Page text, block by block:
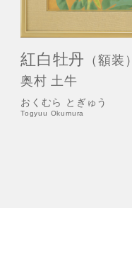
紅白牡丹 （額装）
奥村 土牛
おくむら とぎゅう
Togyuu Okumura